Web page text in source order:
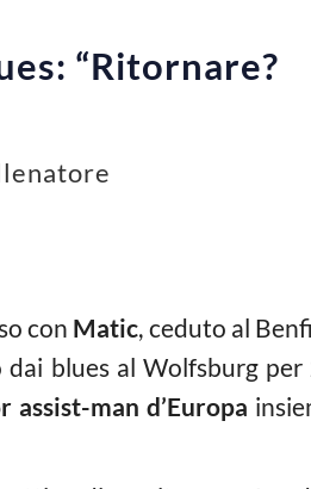
“Ritornare?
con Matic, ceduto al
dai blues al Wolfsburg per
assist-man d’Europa